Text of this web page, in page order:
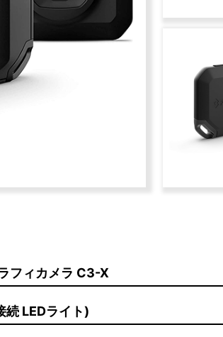
フィカメラ C3-X
LEDライト)